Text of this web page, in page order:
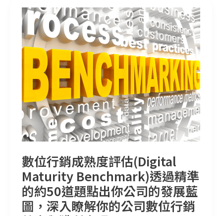
數位行銷成熟度評估(Digital
Maturity Benchmark)透過精準
的約50道題點出你公司的發展藍
圖，深入瞭解你的公司數位行銷
數位行銷成熟度評估(Digital Maturity Benchmark)透過精準的約50道題點出你公司的發展藍圖，深入瞭解你的公司數位行銷效率與獲利表現